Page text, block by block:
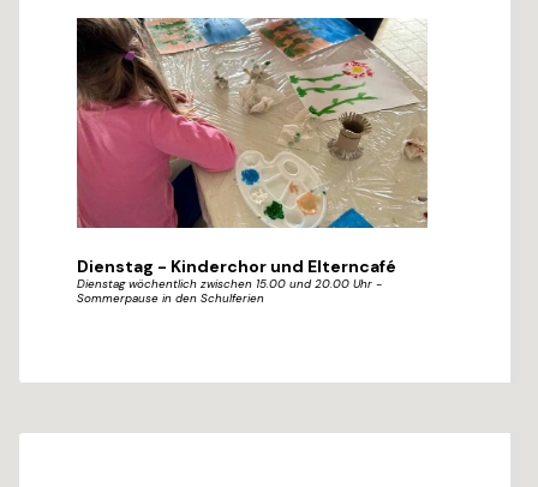
Dienstag - Kinderchor und Elterncafé
Dienstag wöchentlich zwischen 15.00 und 20.00 Uhr -
Sommerpause in den Schulferien